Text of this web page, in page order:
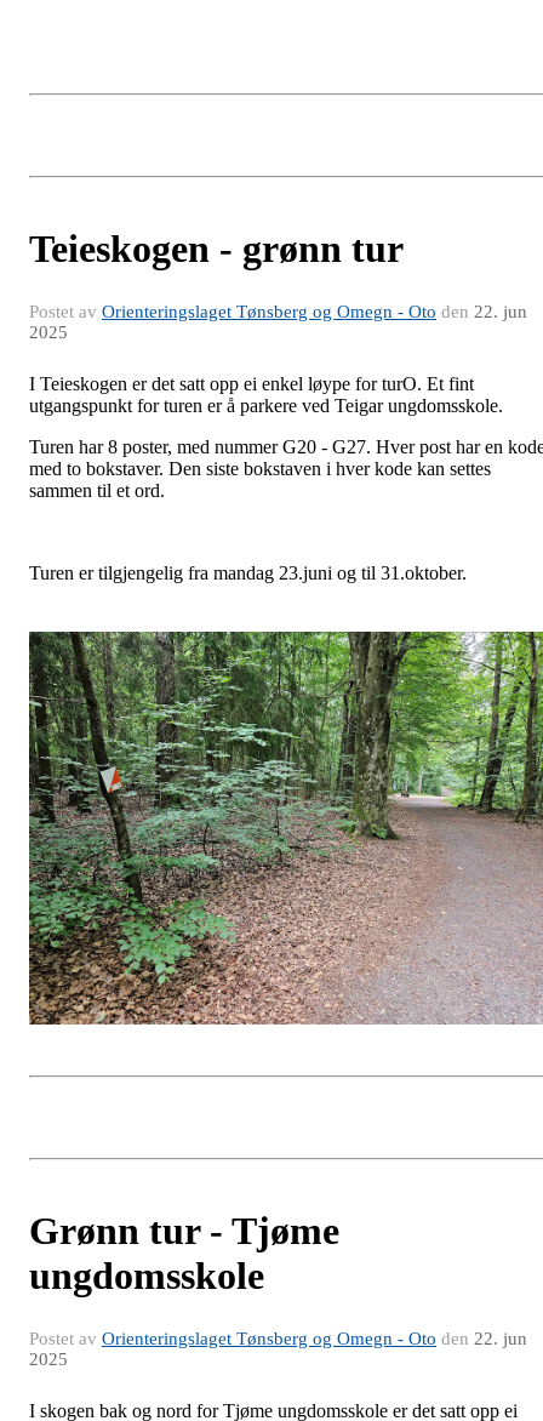
Teieskogen - grønn tur
Postet av Orienteringslaget Tønsberg og Omegn - Oto den 22. jun
2025
I Teieskogen er det satt opp ei enkel løype for turO. Et fint
utgangspunkt for turen er å parkere ved Teigar ungdomsskole.
Turen har 8 poster, med nummer G20 - G27. Hver post har en
med to bokstaver. Den siste bokstaven i hver kode kan settes
sammen til et ord.
Turen er tilgjengelig fra mandag 23.juni og til 31.oktober.
Grønn tur - Tjøme
ungdomsskole
Postet av Orienteringslaget Tønsberg og Omegn - Oto den 22. jun
2025
I skogen bak og nord for Tjøme ungdomsskole er det satt opp ei